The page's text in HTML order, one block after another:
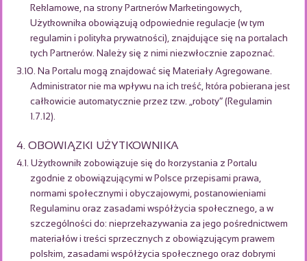
Reklamowe, na strony Partnerów Marketingowych,
Użytkownika obowiązują odpowiednie regulacje (w tym
regulamin i polityka prywatności), znajdujące się na portalach
tych Partnerów. Należy się z nimi niezwłocznie zapoznać.
3.10. Na Portalu mogą znajdować się Materiały Agregowane.
Administrator nie ma wpływu na ich treść, która pobierana jest
całkowicie automatycznie przez tzw. „roboty” (Regulamin
1.7.12).
4. OBOWIĄZKI UŻYTKOWNIKA
4.1. Użytkownik zobowiązuje się do korzystania z Portalu
zgodnie z obowiązującymi w Polsce przepisami prawa,
normami społecznymi i obyczajowymi, postanowieniami
Regulaminu oraz zasadami współżycia społecznego, a w
szczególności do: nieprzekazywania za jego pośrednictwem
materiałów i treści sprzecznych z obowiązującym prawem
polskim, zasadami współżycia społecznego oraz dobrymi